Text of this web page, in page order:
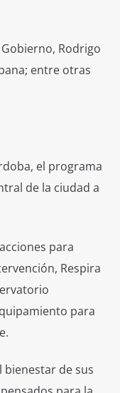
Rodrigo
entre otras
el programa
de la ciudad a
para
Respira
para
bienestar de sus